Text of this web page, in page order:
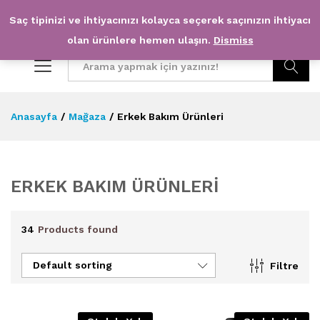
Anasayfa / Mağaza / Erkek Bakım Ürünleri
ERKEK BAKIM ÜRÜNLERI
34 Products found
Filtre
Default sorting
Saç tipinizi ve ihtiyacınızı kolayca seçerek saçınızın ihtiyacı
olan ürünlere hemen ulaşın. Dismiss